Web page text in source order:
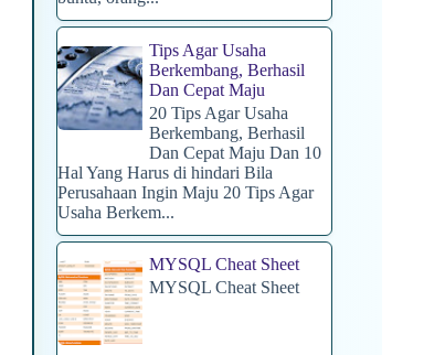
Tips Agar Usaha
Berkembang, Berhasil
Dan Cepat Maju
20 Tips Agar Usaha
Berkembang, Berhasil
Dan Cepat Maju Dan 10
Hal Yang Harus di hindari Bila
Perusahaan Ingin Maju 20 Tips Agar
Usaha Berkem...
MYSQL Cheat Sheet
MYSQL Cheat Sheet